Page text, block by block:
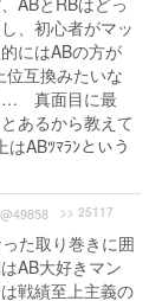
、初心者がマッ
にはABの方が
位互換みたいな
… 真面目に最
あるから教えて
ABﾂﾏﾗﾝという
>> 25117
た取り巻きに囲
AB大好きマン
戦績至上主義の